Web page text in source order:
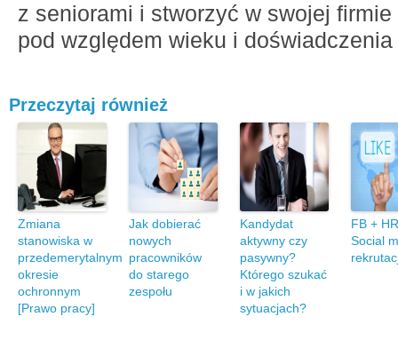
z seniorami i stworzyć w swojej
pod względem wieku i doświadczenia
Przeczytaj również
Zmiana
stanowiska w
przedemerytalnym
okresie
ochronnym
[Prawo pracy]
Jak dobierać
nowych
pracowników
do starego
zespołu
Kandydat
aktywny czy
pasywny?
Którego szukać
i w jakich
sytuacjach?
FB +
Social